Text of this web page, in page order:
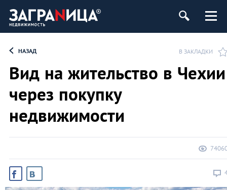
НАЗАД В ЗАКЛАДКИ
Вид на жительство в Чехии
через покупку
недвижимости